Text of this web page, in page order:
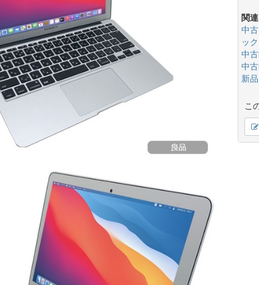
関
中
ック
中
中
新品
こ